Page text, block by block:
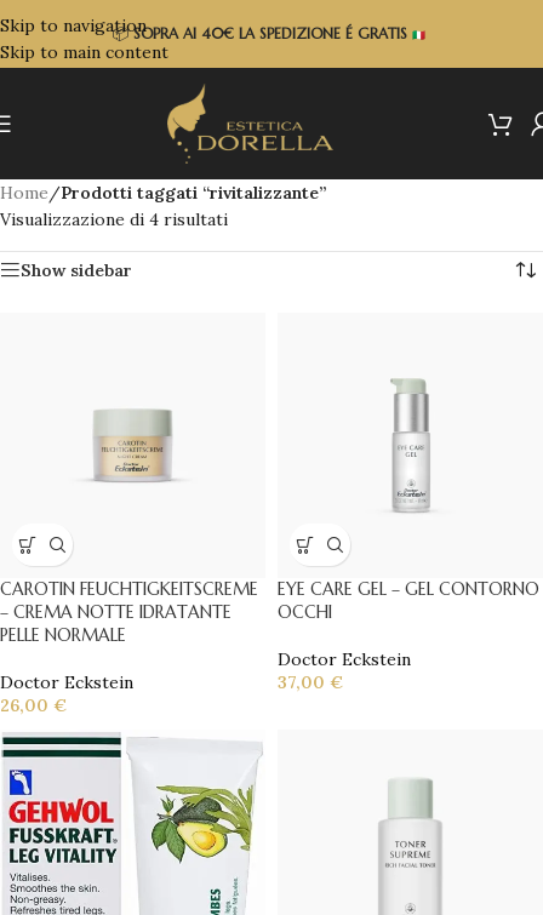
Skip to navigation
Skip to main content
📦 SOPRAAI 40€ LA SPEDIZIONE É GRATIS
Home/Prodotti taggati “rivitalizzante”
Visualizzazione di 4 risultati
Show sidebar
CAROTIN FEUCHTIGKEITSCREME
– CREMA NOTTE IDRATANTE
PELLE NORMALE
Doctor Eckstein
26,00 €
EYE CARE GEL – GEL CONTORNO
OCCHI
Doctor Eckstein
37,00 €